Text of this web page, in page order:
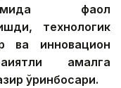
фаол
технологик
ва инновацион
амалга
ўринбосари.